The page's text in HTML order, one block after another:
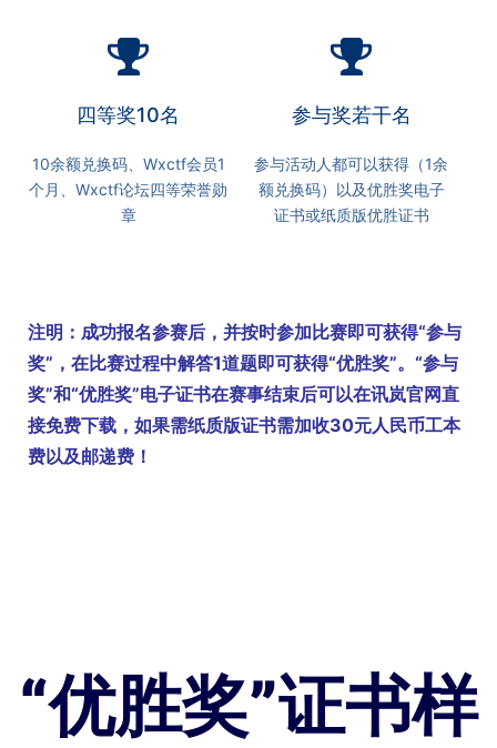
四等奖10名
10余额兑换码、Wxctf会员1
个月、Wxctf论坛四等荣誉勋
章
参与奖若干名
参与活动人都可以获得（1余
额兑换码）以及优胜奖电子
证书或纸质版优胜证书
注明：成功报名参赛后，并按时参加比赛即可获得“参与
奖”，在比赛过程中解答1道题即可获得“优胜奖”。“参与
奖”和“优胜奖”电子证书在赛事结束后可以在讯岚官网直
接免费下载，如果需纸质版证书需加收30元人民币工本
费以及邮递费！
“优胜奖”证书样